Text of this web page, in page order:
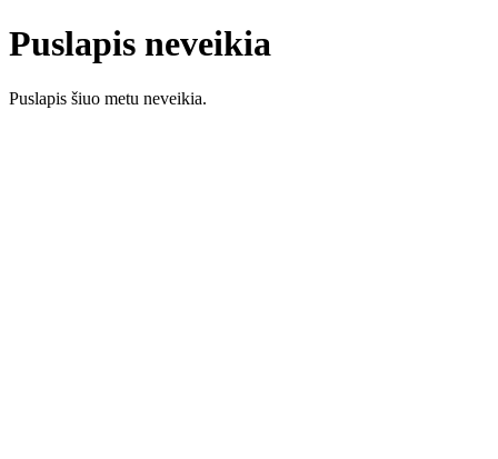
Puslapis neveikia
Puslapis šiuo metu neveikia.